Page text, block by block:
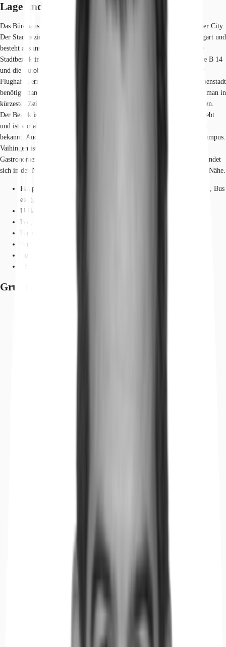
Lage und Verkehrsanbindung
Das Bürohaus befindet sich im Stadtteil Vaihingen südlich der Stuttgarter City.
Der Stadtbezirk Vaihingen liegt südwestlich der Landeshauptstadt Stuttgart und
besteht aus insgesamt zwölf Stadtteilen. Vaihingen ist der flächengrößte
Stadtbezirk in Stuttgart und mit direkter Anbindung an die Bundesstraße B 14
und die Autobahnen A 8 und A 81 optimal zu erreichen. Den Stuttgarter
Flughafen erreicht man in nur 14 Minuten mit dem PKW und in die Innenstadt
benötigt man ebenfalls nur 20 Minuten. Mit der S- und U-Bahn gelangt man in
kürzester Zeit in Richtung Stuttgarter Innenstadt oder Richtung Böblingen.
Der Bezirk ist durch die optimale Anbindung für Unternehmen sehr beliebt
und ist vor allem für mehrere Forschungs- und Technologieunternehmen
bekannt. Auch die Universität Stuttgart hat in Vaihingen einen großen Campus.
Vaihingen ist durch die vielen Freizeitmöglichkeiten, Einzelhändler und
Gastronomen ein Standort mit hoher Lebensqualität. Eine Tankstelle befindet
sich in der Nähe. Dienstleister des täglichen Bedarfs befinden sich in der Nähe.
Hauptbahnhof, Stuttgart (ICE, RE, IRE, IC, RB, S-Bahn, U-Bahn, Bus
etc.), Fahrzeit: 12 min
U-Bahn, Wallgraben (U3, U8, U12), Gehzeit: 6 min
Bus, Berufsbildungszentrum (Linie: 8), Gehzeit: 2 min
Bundesautobahn, A 8, Fahrzeit: 9 min
Bundesautobahn, A 81, Fahrzeit: 9 min
Bundesstraße, B 14, Fahrzeit: 6 min
Flughafen, Stuttgart, Fahrzeit: 12 min
Grundrisse